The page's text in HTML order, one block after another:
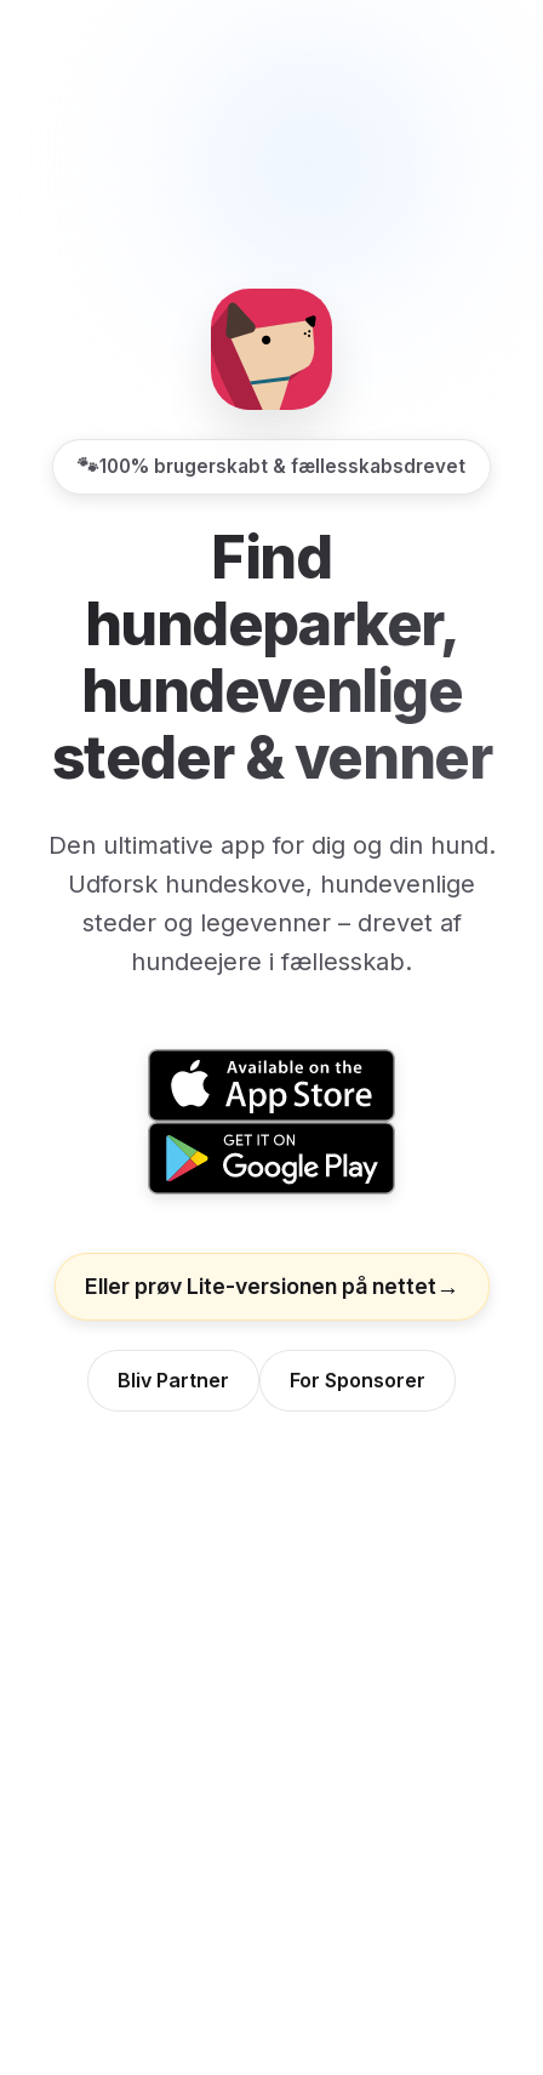
🐾100% brugerskabt & fællesskabsdrevet
Find
hundeparker,
hundevenlige
steder & venner
Den ultimative app for dig og din hund.
Udforsk hundeskove, hundevenlige
steder og legevenner – drevet af
hundeejere i fællesskab.
Eller prøv Lite-versionen på nettet
Bliv Partner For Sponsorer